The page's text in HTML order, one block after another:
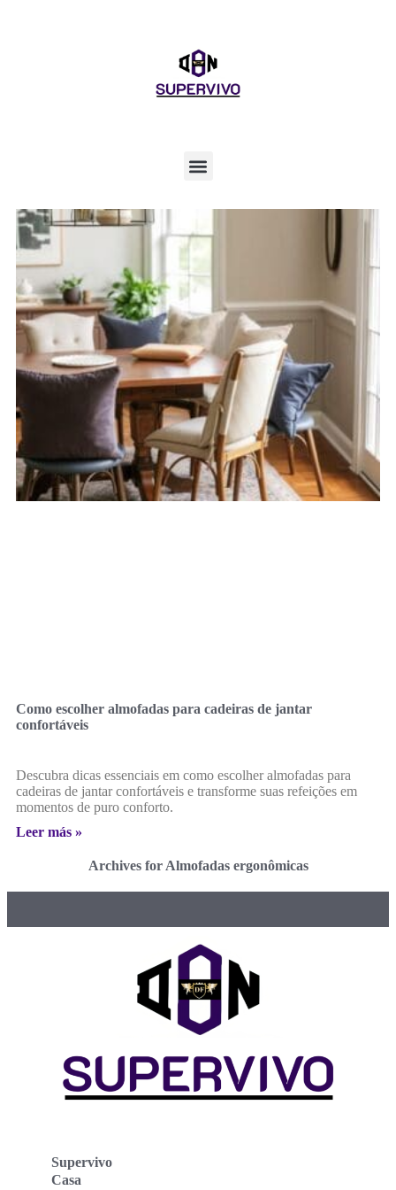
Como escolher almofadas para cadeiras de jantar
confortáveis
Descubra dicas essenciais em como escolher almofadas para
cadeiras de jantar confortáveis e transforme suas refeições em
momentos de puro conforto.
Leer más »
Archives for Almofadas ergonômicas
Supervivo
Casa